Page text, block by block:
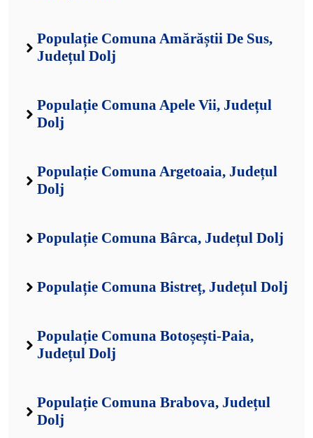
Populație Comuna Amărăștii De Sus,
Județul Dolj
Populație Comuna Apele Vii, Județul
Dolj
Populație Comuna Argetoaia, Județul
Dolj
Populație Comuna Bârca, Județul Dolj
Populație Comuna Bistreț, Județul Dolj
Populație Comuna Botoșești-Paia,
Județul Dolj
Populație Comuna Brabova, Județul
Dolj